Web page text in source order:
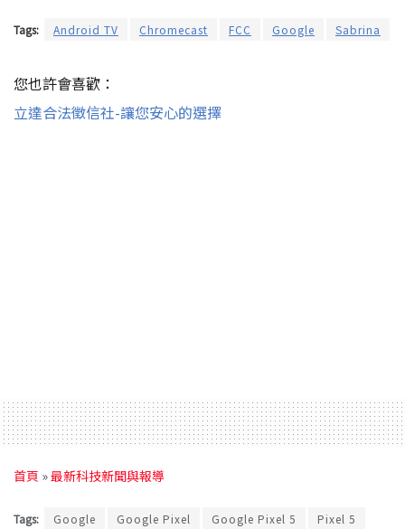
Tags: Android TV Chromecast FCC Google Sabrina
您也許會喜歡：
立達合法徵信社-讓您安心的選擇
首頁 »最新科技新聞與報導
Tags: Google Google Pixel Google Pixel 5 Pixel 5